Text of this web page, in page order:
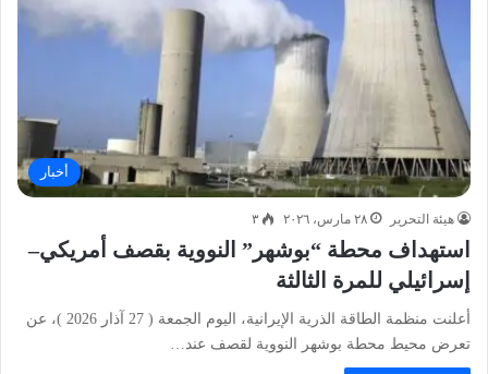
أخبار
هيئة التحرير ٢٨ مارس، ٢٠٢٦ ٣
استهداف محطة “بوشهر” النووية بقصف أمريكي–
إسرائيلي للمرة الثالثة
أعلنت منظمة الطاقة الذرية الإيرانية، اليوم الجمعة ( 27 آذار 2026 )، عن
تعرض محيط محطة بوشهر النووية لقصف عند…